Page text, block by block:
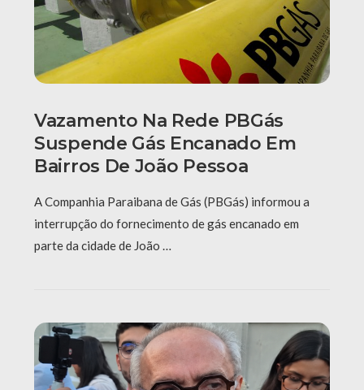
Vazamento Na Rede PBGás
Suspende Gás Encanado Em
Bairros De João Pessoa
A Companhia Paraibana de Gás (PBGás) informou a
interrupção do fornecimento de gás encanado em
parte da cidade de João …